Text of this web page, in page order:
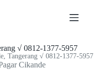
√ 0812-1377-5957
Tangerang √ 0812-1377-5957